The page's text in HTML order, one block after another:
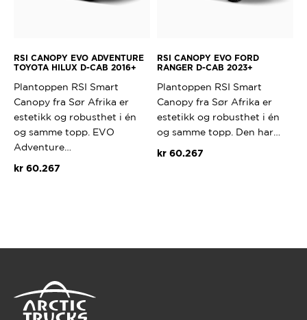
RSI CANOPY EVO ADVENTURE
TOYOTA HILUX D-CAB 2016+
Plantoppen RSI Smart
Canopy fra Sør Afrika er
estetikk og robusthet i én
og samme topp. EVO
Adventure…
kr60.267
RSI CANOPY EVO FORD
RANGER D-CAB 2023+
Plantoppen RSI Smart
Canopy fra Sør Afrika er
estetikk og robusthet i én
og samme topp. Den har…
kr 60.267